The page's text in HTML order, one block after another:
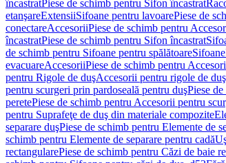
încastratPiese de schimb pentru Sifon încastrat
etanşareExtensiiSifoane pentru lavoarePiese de
conectareAccesoriiPiese de schimb pentru
încastratPiese de schimb pentru Sifon încastrat
de schimb pentru Sifoane pentru spălătoareSifoane
evacuareAccesoriiPiese de schimb pentru
pentru Rigole de duşAccesorii pentru rigole de duş
pentru scurgeri prin pardoseală pentru duşPiese
peretePiese de schimb pentru Accesorii pentru
pentru Suprafeţe de duş din materiale compozite
separare duşPiese de schimb pentru Elemente de
schimb pentru Elemente de separare pentru cadă
rectangularePiese de schimb pentru Căzi de baie